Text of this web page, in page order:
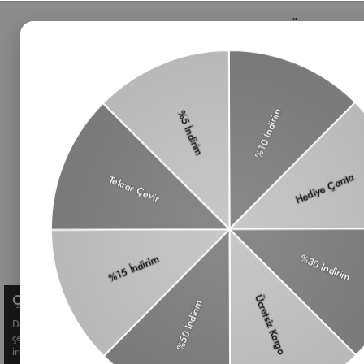
Bizden Haberler
Haberlerimiz, özel tekliflerimiz ve favori stillerimiz
hakkında ilk siz bilgi sahibi olun
Üyelik koşullarını
kişisel verilerimin
korunmasını kabul ediyorum.
Öne
Omuz Çantası
Süet Çanta
Baget Çanta
Çapraz Çanta
Kadın Cüzdan
Aksesuar
Kemer
© Shule. All right reserved.
Çerez Kullanımı
Deneyiminizi geliştirmek ve size kişiselleştirilmiş içerikler sunmak için
çerezler kullanıyoruz. Detaylı bilgi için
inceleyebilirsiniz.